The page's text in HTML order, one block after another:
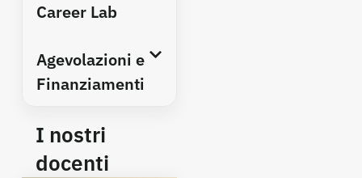
Career Lab
Agevolazioni e
Finanziamenti
I nostri
docenti